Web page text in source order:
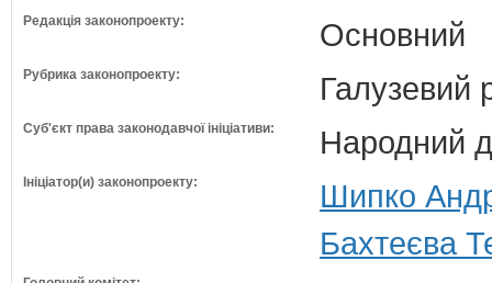
Редакція законопроекту: Основний
Рубрика законопроекту: Галузевий
Суб'єкт права законодавчої ініціативи: Народний
Ініціатор(и) законопроекту:
Шипко
Бахтеєва